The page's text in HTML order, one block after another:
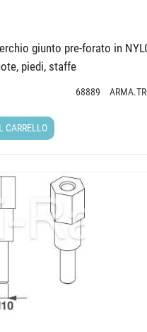
giunto pre-forato in
piedi, staffe
68889
CARRELLO